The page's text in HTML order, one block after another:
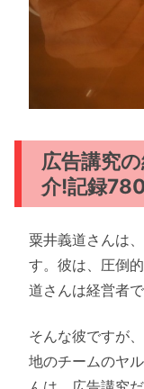
広告講究
介!記録
粟井義道さんは
す。彼は、圧倒
道さんは経営者
そんな彼ですが
地のチームのヤ